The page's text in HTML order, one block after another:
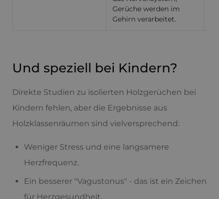
Gerüche werden im
Gehirn verarbeitet.
Und speziell bei Kindern?
Direkte Studien zu isolierten Holzgerüchen bei
Kindern fehlen, aber die Ergebnisse aus
Holzklassenräumen sind vielversprechend:
Weniger Stress und eine langsamere
Herzfrequenz.
Ein besserer "Vagustonus" - das ist ein Zeichen
für Herzgesundheit.